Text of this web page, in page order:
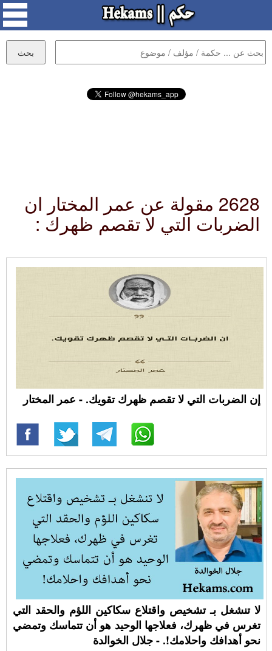
2628 مقولة عن عمر المختار ان
الضربات التي لا تقصم ظهرك :
إن الضربات التي لا تقصم ظهرك تقويك. - عمر المختار
لا تنشغل بـ تشخيص واقتلاع سكاكين اللؤم والحقد التي
تغرس في ظهرك، فعلاجها الوحيد هو أن تتماسك وتمضي
نحو أهدافك واحلامك!. - جلال الخوالدة